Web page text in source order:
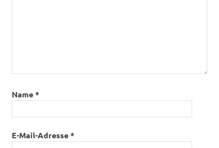
Name*
E-Mail-Adresse*